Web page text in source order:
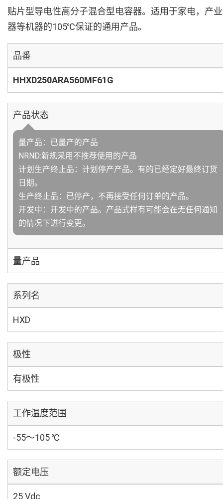
贴片型导电性高分子混合型电容器。适用于家电，产
器等机器的105℃保证的通用产品。
品番
HHXD250ARA560MF61G
产品状态
量产品：已量产的产品
NRND:新规采用不推荐使用的产品
计划生产终止品：计划停产产品。有的已经定好最终订货
日期。
生产终止品：已停产，不再接受任何订单的产品。
开发中：开发中的产品。产品式样有可能会在无任何通知
的情况下进行变更。
量产品
系列名
HXD
极性
有极性
工作温度范围
-55～105 ℃
额定电压
25 Vdc